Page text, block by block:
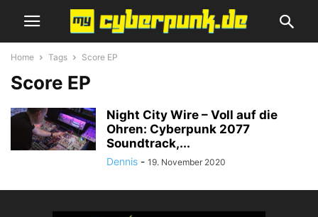
Home Tags Score EP
Score EP
Night City Wire – Voll auf die
Ohren: Cyberpunk 2077
Soundtrack,...
Dennis - 19. November 2020